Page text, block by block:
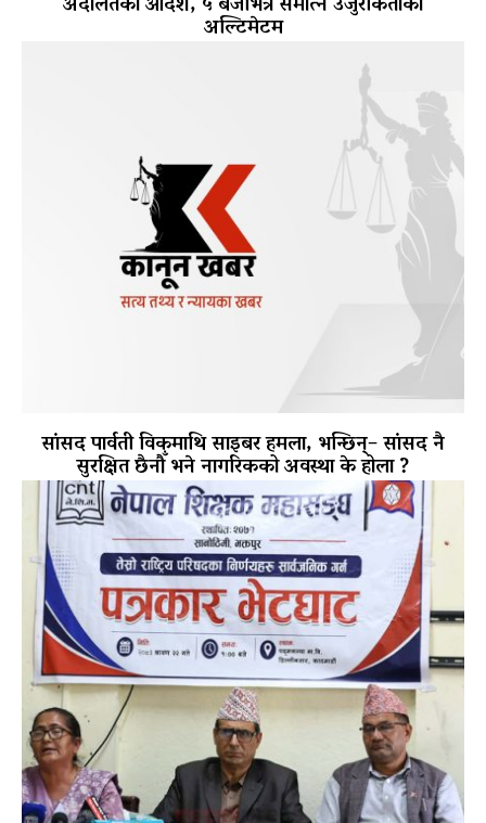
अल्टिमेटम
सांसद पार्वती विकमाथि साइबर हमला, भन्छिन्– सांसद नै
सुरक्षित छैनौँ भने नागरिकको अवस्था के होला ?